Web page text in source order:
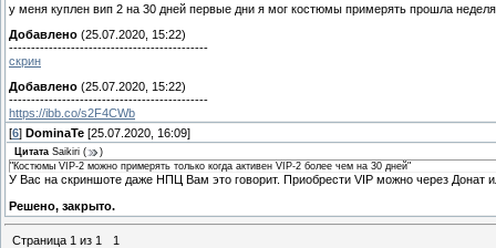
у меня куплен вип 2 на 30 дней первые дни я мог костюмы примерять прошла
Добавлено (25.07.2020, 15:22)
---------------------------------------------
скрин
Добавлено (25.07.2020, 15:22)
---------------------------------------------
https://ibb.co/s2F4CWb
[6] DominaTe [25.07.2020, 16:09]
Цитата Saikiri (
)
"Костюмы VIP-2 можно примерять только когда активен VIP-2 более чем на 30 дней"
У Вас на скриншоте даже НПЦ Вам это говорит. Приобрести VIP можно через Донат
Решено, закрыто.
Страница 1 из 1 1